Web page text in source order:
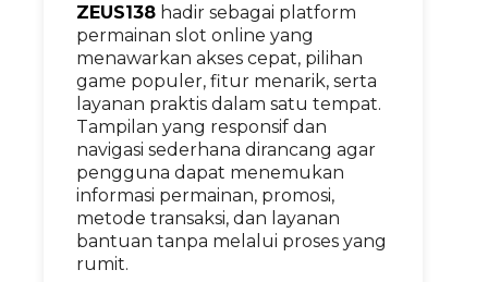
ZEUS138 hadir sebagai platform
permainan slot online yang
menawarkan akses cepat, pilihan
game populer, fitur menarik, serta
layanan praktis dalam satu tempat.
Tampilan yang responsif dan
navigasi sederhana dirancang agar
pengguna dapat menemukan
informasi permainan, promosi,
metode transaksi, dan layanan
bantuan tanpa melalui proses yang
rumit.